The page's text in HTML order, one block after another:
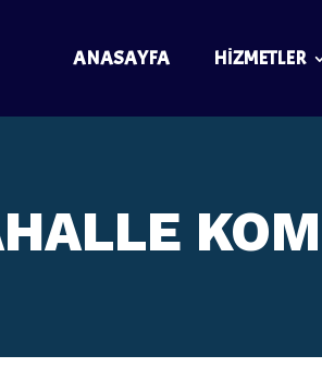
ANASAYFA HIZMETLER